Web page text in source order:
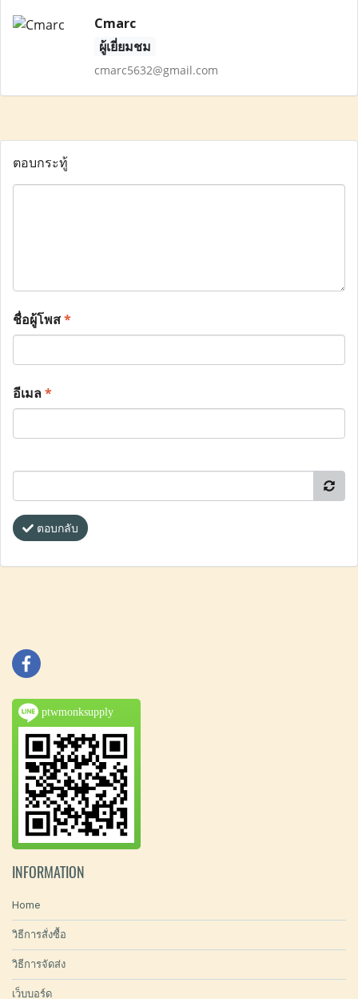
Cmarc
ผู้เยี่ยมชม
cmarc5632@gmail.com
ตอบกระทู้
ชื่อผู้โพส*
อีเมล*
ตอบกลับ
ptwmonksupply
INFORMATION
Home
วิธีการสั่งซื้อ
วิธีการจัดส่ง
เว็บบอร์ด